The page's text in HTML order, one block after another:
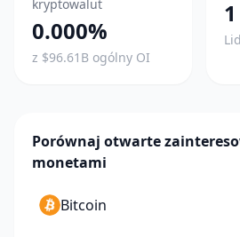
kryptowalut
0.000%
z $96.61B ogólny OI
1
Porównaj otwarte
monetami
Bitcoin